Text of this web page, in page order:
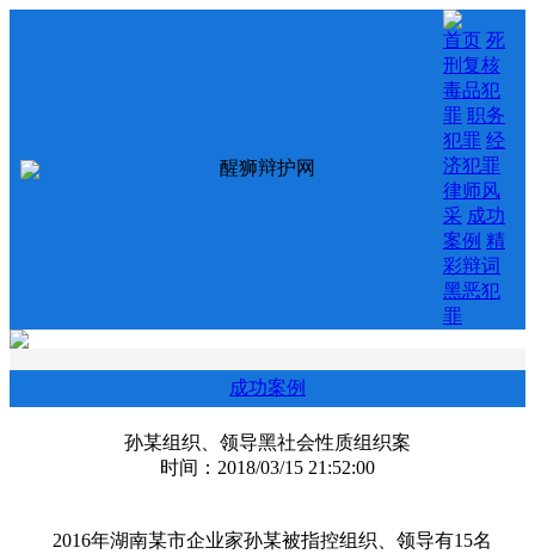
醒狮辩护网
首页 死
刑复核
毒品犯
罪 职务
犯罪 经
济犯罪
律师风
采 成功
案例 精
彩辩词
黑恶犯
罪
成功案例
孙某组织、领导黑社会性质组织案
时间：2018/03/15 21:52:00
2016年湖南某市企业家孙某被指控组织、领导有15名